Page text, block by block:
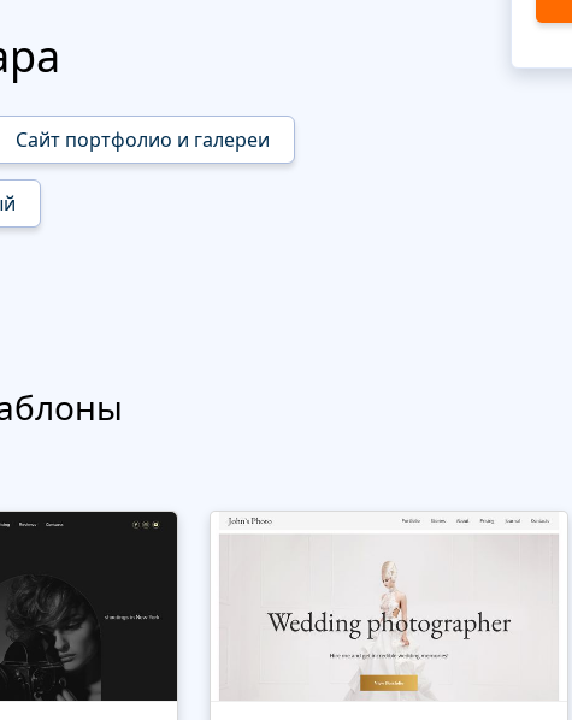
Сайт портфолио и галереи